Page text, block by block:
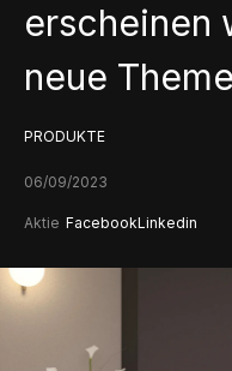
erscheinen
neue
PRODUKTE
06/09/2023
Aktie FacebookLinkedin